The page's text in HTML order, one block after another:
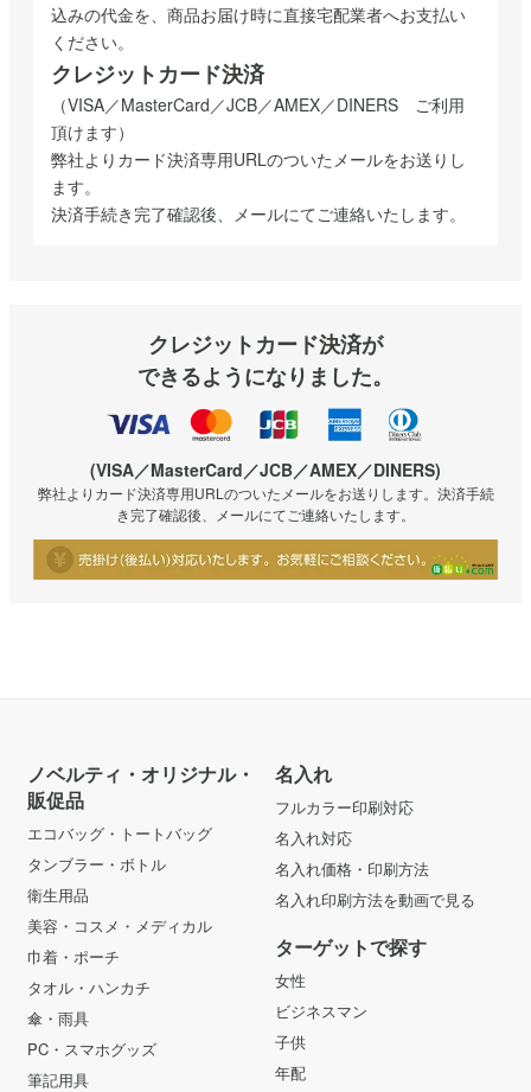
込みの代金を、商品お届け時に直接宅配業者へお支払い
ください。
クレジットカード決済
（VISA／MasterCard／JCB／AMEX／DINERS ご利用
頂けます）
弊社よりカード決済専用URLのついたメールをお送りし
ます。
決済手続き完了確認後、メールにてご連絡いたします。
クレジットカード決済が
できるようになりました。
(VISA／MasterCard／JCB／AMEX／DINERS)
弊社よりカード決済専用URLのついたメールをお送りします。決済手続
き完了確認後、メールにてご連絡いたします。
ノベルティ・オリジナル・
販促品
エコバッグ・トートバッグ
タンブラー・ボトル
衛生用品
美容・コスメ・メディカル
巾着・ポーチ
タオル・ハンカチ
傘・雨具
PC・スマホグッズ
筆記用具
名入れ
フルカラー印刷対応
名入れ対応
名入れ価格・印刷方法
名入れ印刷方法を動画で見る
ターゲットで探す
女性
ビジネスマン
子供
年配